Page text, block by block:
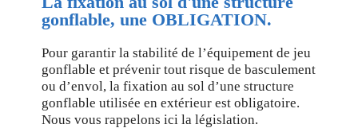
gonflable, une OBLIGATION.
Pour garantir la stabilité de l’équipement de jeu
gonflable et prévenir tout risque de basculement
ou d’envol, la fixation au sol d’une structure
gonflable utilisée en extérieur est obligatoire.
Nous vous rappelons ici la législation.